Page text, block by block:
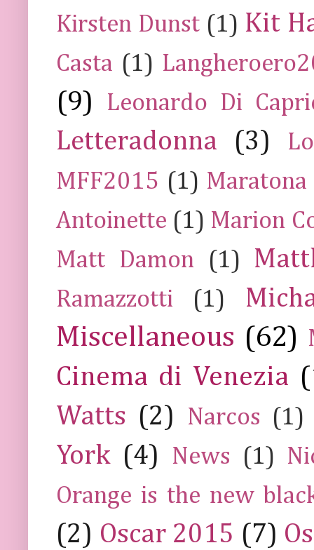
Kirsten Dunst (1) Kit
Casta (1)
(9) Leonardo Di
Letteradonna (3)
MFF2015 (1) Maratona
Antoinette (1) Marion
Matt Damon
(1)
Ramazzotti (1)
Miscellaneous (62)
Cinema di Venezia
Watts (2) Narcos (1)
York (4) News (1)
Orange is the new
(2) Oscar 2015 (7)